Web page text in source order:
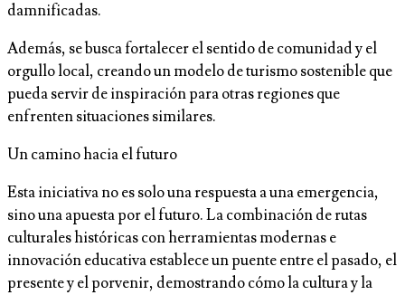
damnificadas.
Además, se busca fortalecer el sentido de comunidad y el
orgullo local, creando un modelo de turismo sostenible que
pueda servir de inspiración para otras regiones que
enfrenten situaciones similares.
Un camino hacia el futuro
Esta iniciativa no es solo una respuesta a una emergencia,
sino una apuesta por el futuro. La combinación de rutas
culturales históricas con herramientas modernas e
innovación educativa establece un puente entre el pasado, el
presente y el porvenir, demostrando cómo la cultura y la